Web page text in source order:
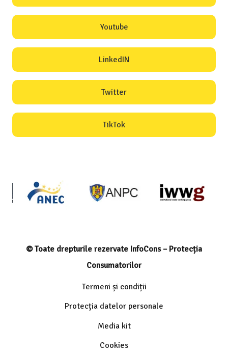
Youtube
LinkedIN
Twitter
TikTok
© Toate drepturile rezervate InfoCons – Protecția
Consumatorilor
Termeni și condiții
Protecția datelor personale
Media kit
Cookies